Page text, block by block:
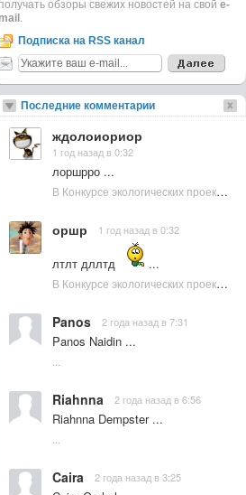
получать обзоры свежих новостей на свой e-
mail .
Подписка на RSS канал
Последние комментарии
ждолоиориор
1 год назад в 0:32
лоршрро ...
В Конкурсе экологических проектов в Подмосковье активно участвовала молодежь :: NewsRbk.ru...
оршр 1 год назад в 0:32
лтлт дллтд
...
В Конкурсе экологических проектов в Подмосковье активно участвовала молодежь :: NewsRbk.ru...
Panos 2 года назад в 7:31
Panos Naidin ...
Riahnna 2 года назад в 6:56
Riahnna Dempster ...
Caira 2 года назад в 3:25